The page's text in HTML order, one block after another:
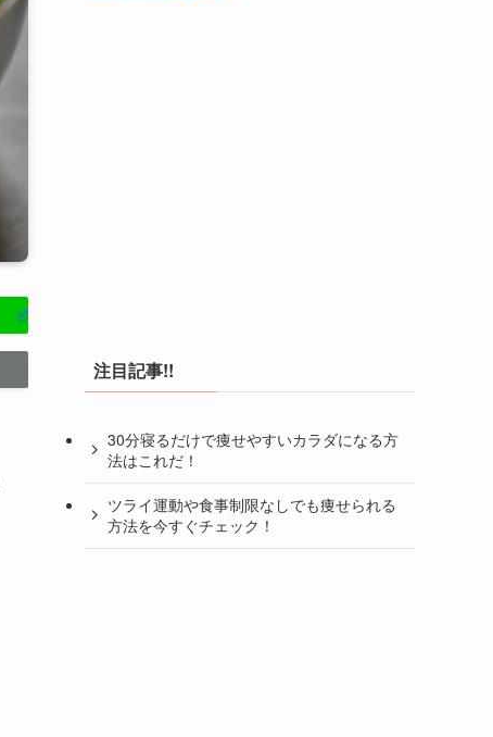
注目記事!!
30分寝るだけで痩せやすいカラダになる方
法はこれだ！
ツライ運動や食事制限なしでも痩せられる
方法を今すぐチェック！